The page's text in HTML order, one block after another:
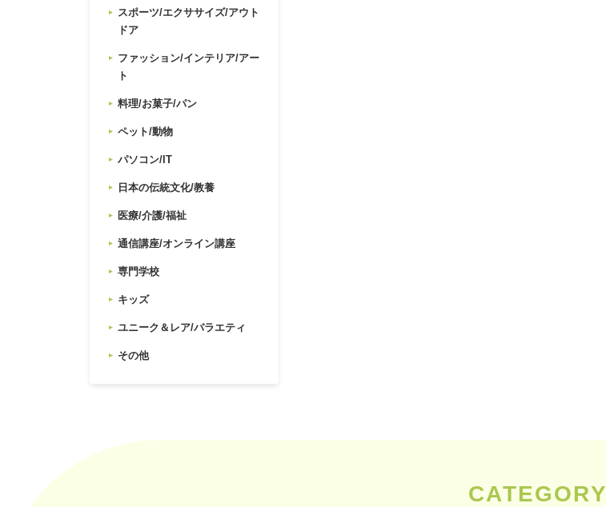
スポーツ/エクササイズ/アウト
ドア
ファッション/インテリア/アー
ト
料理/お菓子/パン
ペット/動物
パソコン/IT
日本の伝統文化/教養
医療/介護/福祉
通信講座/オンライン講座
専門学校
キッズ
ユニーク＆レア/バラエティ
その他
CATEGORY